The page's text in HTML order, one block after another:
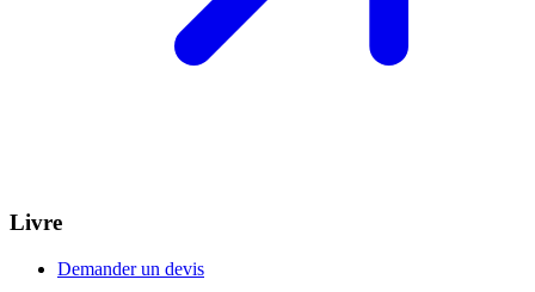
Livre
Demander un devis